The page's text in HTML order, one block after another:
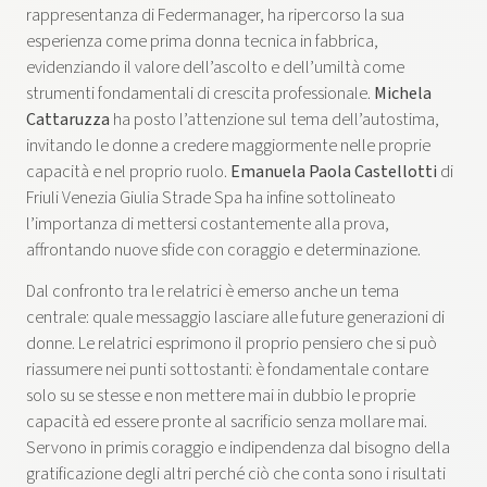
rappresentanza di Federmanager, ha ripercorso la sua
esperienza come prima donna tecnica in fabbrica,
evidenziando il valore dell’ascolto e dell’umiltà come
strumenti fondamentali di crescita professionale. Michela
Cattaruzza ha posto l’attenzione sul tema dell’autostima,
invitando le donne a credere maggiormente nelle proprie
capacità e nel proprio ruolo. Emanuela Paola Castellotti di
Friuli Venezia Giulia Strade Spa ha infine sottolineato
l’importanza di mettersi costantemente alla prova,
affrontando nuove sfide con coraggio e determinazione.
Dal confronto tra le relatrici è emerso anche un tema
centrale: quale messaggio lasciare alle future generazioni di
donne. Le relatrici esprimono il proprio pensiero che si può
riassumere nei punti sottostanti: è fondamentale contare
solo su se stesse e non mettere mai in dubbio le proprie
capacità ed essere pronte al sacrificio senza mollare mai.
Servono in primis coraggio e indipendenza dal bisogno della
gratificazione degli altri perché ciò che conta sono i risultati